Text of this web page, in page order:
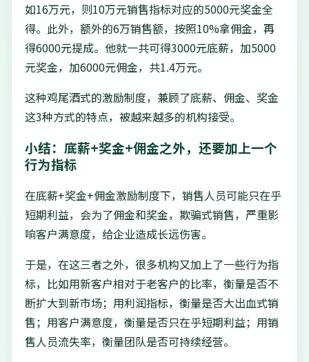
如16万元，则10万元销售指标对应的5000元奖金全
得。此外，额外的6万销售额，按照10%拿佣金，再
得6000元提成。他就一共可得3000元底薪，加5000
元奖金，加6000元佣金，共1.4万元。
这种鸡尾酒式的激励制度，兼顾了底薪、佣金、奖金
这3种方式的特点，被越来越多的机构接受。
小结：底薪+奖金+佣金之外，还要加上一个
行为指标
在底薪+奖金+佣金激励制度下，销售人员可能只在乎
短期利益，会为了佣金和奖金，欺骗式销售，严重影
响客户满意度，给企业造成长远伤害。
于是，在这三者之外，很多机构又加上了一些行为指
标，比如用新客户相对于老客户的比率，衡量是否不
断扩大到新市场；用利润指标，衡量是否大出血式销
售；用客户满意度，衡量是否只在乎短期利益；用销
售人员流失率，衡量团队是否可持续经营。